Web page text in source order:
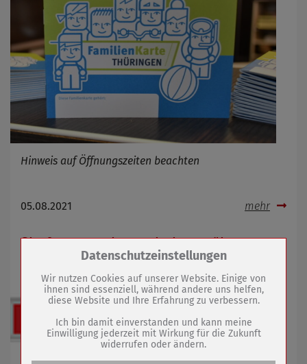
Hinweis auf Öffnungszeiten beachten
05.08.2021 mehr
Straßenreparaturen starten später
Zum Betrieb der Seite notwendige Cookies /
Name
PHP Session Cookie
Anbieter
Eigentümer dieser Website (Wenko-
Wenselaar GmbH & Co. KG)
Absicherung Kontaktformular / SPAM
Datenschutzeinstellungen
Wir nutzen Cookies auf unserer Website. Einige von
ihnen sind essenziell, während andere uns helfen,
diese Website und Ihre Erfahrung zu verbessern.
Ich bin damit einverstanden und kann meine
Einwilligung jederzeit mit Wirkung für die Zukunft
widerrufen oder ändern.